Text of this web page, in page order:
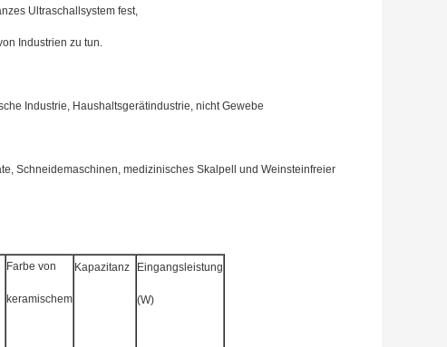
Ultraschallsystem fest,
Industrien zu tun.
Industrie, Haushaltsgerätindustrie, nicht Gewebe
Schneidemaschinen, medizinisches Skalpell und Weinsteinfreier
Farbe von
keramischem
Kapazitanz Eingangsleistung
(W)